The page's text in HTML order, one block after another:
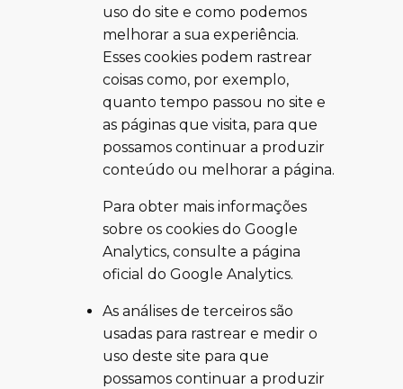
uso do site e como podemos
melhorar a sua experiência.
Esses cookies podem rastrear
coisas como, por exemplo,
quanto tempo passou no site e
as páginas que visita, para que
possamos continuar a produzir
conteúdo ou melhorar a página.
Para obter mais informações
sobre os cookies do Google
Analytics, consulte a página
oficial do Google Analytics.
As análises de terceiros são
usadas para rastrear e medir o
uso deste site para que
possamos continuar a produzir